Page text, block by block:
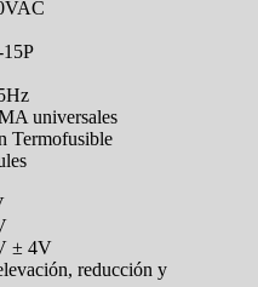
universales
Termofusible
± 4V
reducción y